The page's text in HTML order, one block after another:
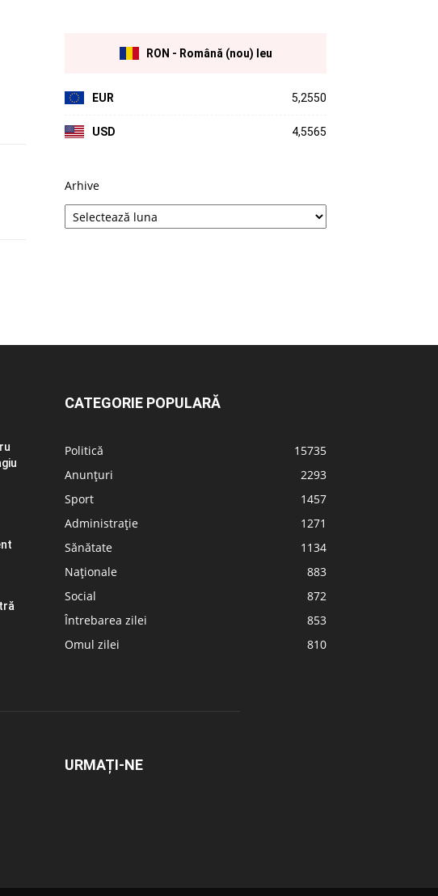
RON - Română (nou) leu
EUR 5,2550
USD 4,5565
Arhive
CATEGORIE POPULARĂ
Politică
15735
Anunțuri
2293
Sport
1457
Administrație
1271
Sănătate
1134
Naționale
883
Social
872
Întrebarea zilei
853
Omul zilei
810
URMAȚI-NE